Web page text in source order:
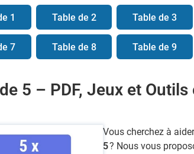
1 Table de 2 Table de 3
7 Table de 8 Table de 9
5 – PDF, Jeux et
Vous cherchez à
5? Nous vous